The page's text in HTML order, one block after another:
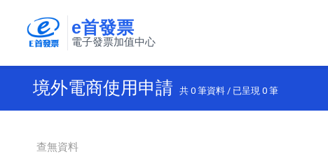
e首發票
電子發票加值中心
境外電商使用申請 共 0 筆資料 / 已呈現 0 筆
查無資料